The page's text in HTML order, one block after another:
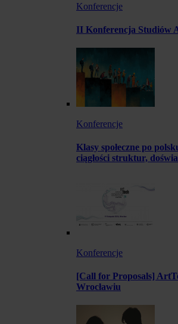
Konferencje
II Konferencja Studiów
Konferencje
Klasy społeczne po
ciągłości struktur,
Konferencje
[Call for Proposals]
Wrocławiu